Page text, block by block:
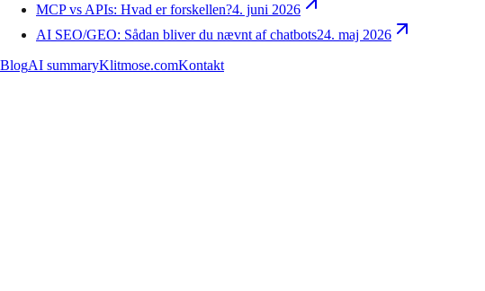
MCP vs APIs: Hvad er forskellen?4. juni 2026
AI SEO/GEO: Sådan bliver du nævnt af chatbots24. maj 2026
BlogAI summaryKlitmose.comKontakt